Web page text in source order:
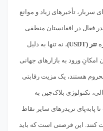
سربار، تأخیرهای زیاد و موانع
فعال در افغانستان منطقی
تتر (USDT) ، نه تنها به دلیل
ورود به بازارهای جهانی
هستند، یک مزیت رقابتی
تکنولوژی بلاک‌چین به
پابه‌پای تریدرهای سایر نقاط
کنند. این فرصتی است که باید